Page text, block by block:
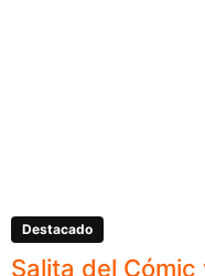
Destacado
Salita del